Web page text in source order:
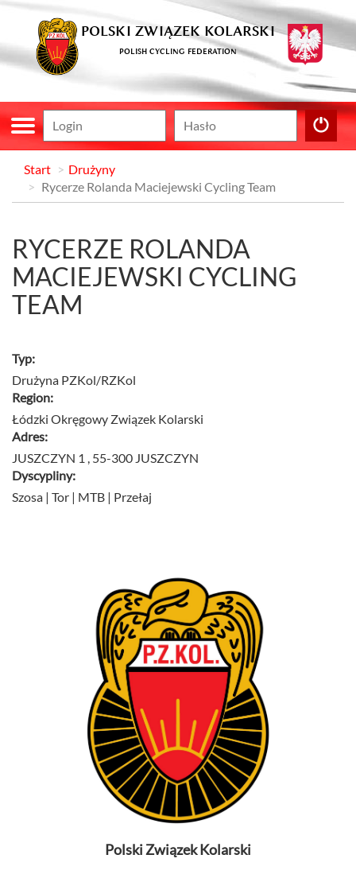
POLSKI ZWIĄZEK KOLARSKI
POLISH CYCLING FEDERATION
Start
Drużyny
Rycerze Rolanda Maciejewski Cycling Team
RYCERZE ROLANDA
MACIEJEWSKI CYCLING
TEAM
Typ:
Drużyna PZKol/RZKol
Region:
Łódzki Okręgowy Związek Kolarski
Adres:
JUSZCZYN 1 , 55-300 JUSZCZYN
Dyscypliny:
Szosa | Tor | MTB | Przełaj
Polski Związek Kolarski